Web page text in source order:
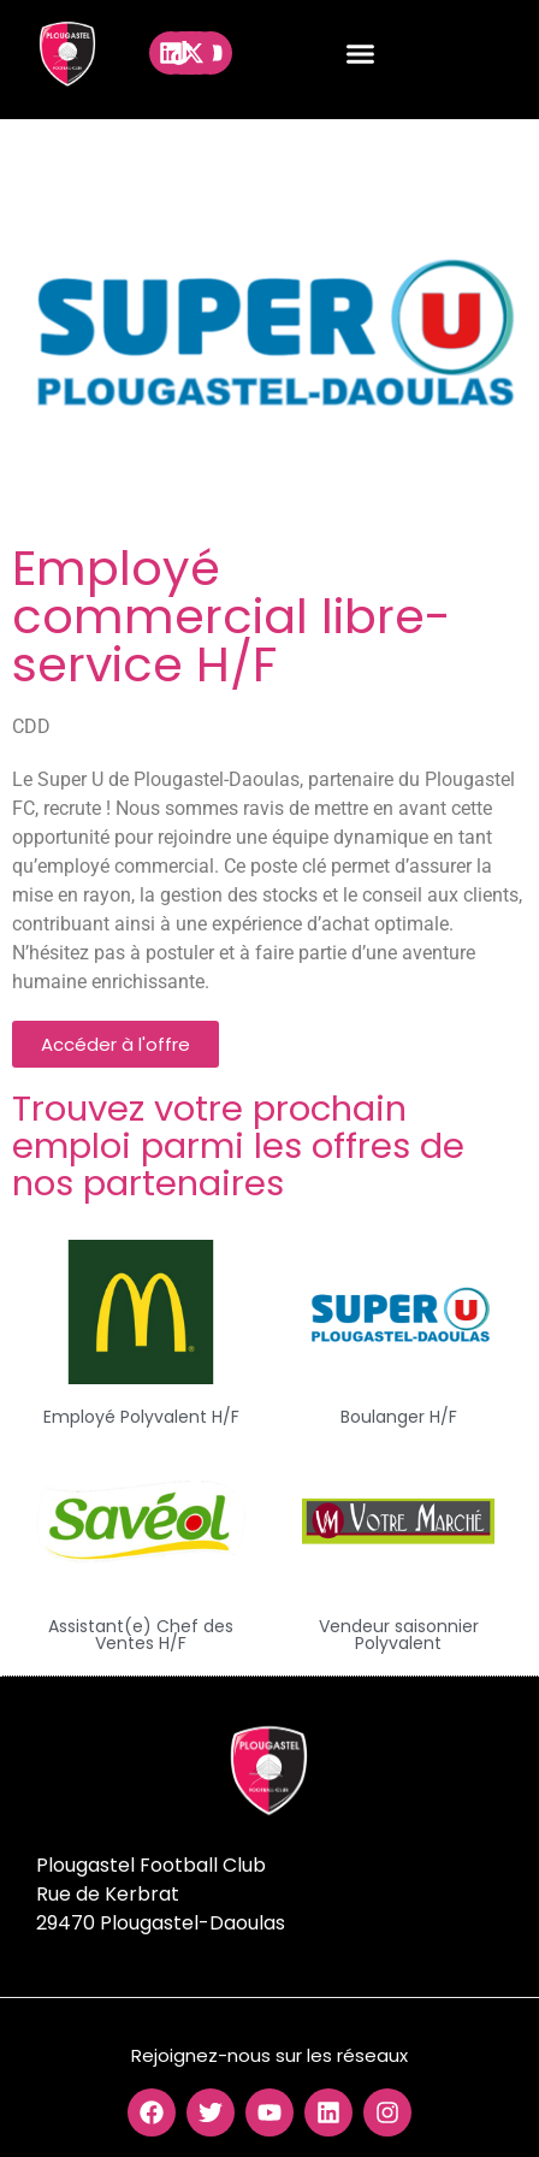
Employé
commercial libre-
service H/F
CDD
Le Super U de Plougastel-Daoulas, partenaire du Plougastel
FC, recrute ! Nous sommes ravis de mettre en avant cette
opportunité pour rejoindre une équipe dynamique en tant
qu’employé commercial. Ce poste clé permet d’assurer la
mise en rayon, la gestion des stocks et le conseil aux clients,
contribuant ainsi à une expérience d’achat optimale.
N’hésitez pas à postuler et à faire partie d’une aventure
humaine enrichissante.
Accéder à l'offre
Trouvez votre prochain
emploi parmi les offres de
nos partenaires
Employé Polyvalent H/F Boulanger H/F
Assistant(e) Chef des
Ventes H/F
Vendeur saisonnier
Polyvalent
Plougastel Football Club
Rue de Kerbrat
29470 Plougastel-Daoulas
Rejoignez-nous sur les réseaux